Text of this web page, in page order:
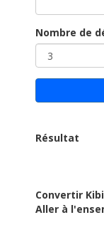
Nombre de
Résultat
Convertir
Aller à